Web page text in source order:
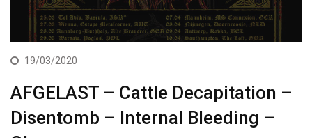
19/03/2020
AFGELAST – Cattle Decapitation –
Disentomb – Internal Bleeding –